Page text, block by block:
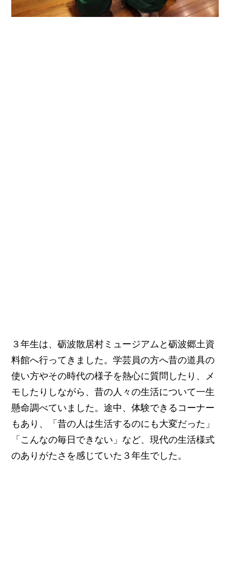
３年生は、砺波散居村ミュージアムと砺波郷土資
料館へ行ってきました。学芸員の方へ昔の道具の
使い方やその時代の様子を熱心に質問したり、メ
モしたりしながら、昔の人々の生活について一生
懸命調べていました。途中、体験できるコーナー
もあり、「昔の人は生活するのにも大変だった」
「こんなの毎日できない」など、現代の生活様式
のありがたさを感じていた３年生でした。